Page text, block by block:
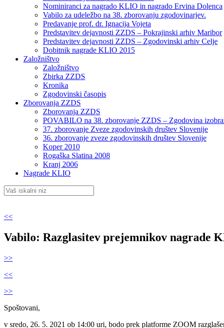
Nominiranci za nagrado KLIO in nagrado Ervina Dolenca
Vabilo za udeležbo na 38. zborovanju zgodovinarjev.
Predavanje prof. dr. Ignacija Vojeta
Predstavitev dejavnosti ZZDS – Pokrajinski arhiv Maribor
Predstavitev dejavnosti ZZDS – Zgodovinski arhiv Celje
Dobitnik nagrade KLIO 2015
Založništvo
Založništvo
Zbirka ZZDS
Kronika
Zgodovinski časopis
Zborovanja ZZDS
Zborovanja ZZDS
POVABILO na 38. zborovanje ZZDS – Zgodovina
37. zborovanje Zveze zgodovinskih društev Slovenije
36. zborovanje zveze zgodovinskih društev Slovenije
Koper 2010
Rogaška Slatina 2008
Kranj 2006
Nagrade KLIO
<<
Vabilo: Razglasitev prejemnikov nagrade
>>
<<
>>
Spoštovani,
v sredo, 26. 5. 2021 ob 14:00 uri, bodo prek platforme ZOOM